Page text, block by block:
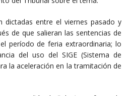
dictadas entre el viernes pasado y
de que salieran las sentencias de
período de feria extraordinaria; lo
del uso del SIGE (Sistema de
la aceleración en la tramitación de